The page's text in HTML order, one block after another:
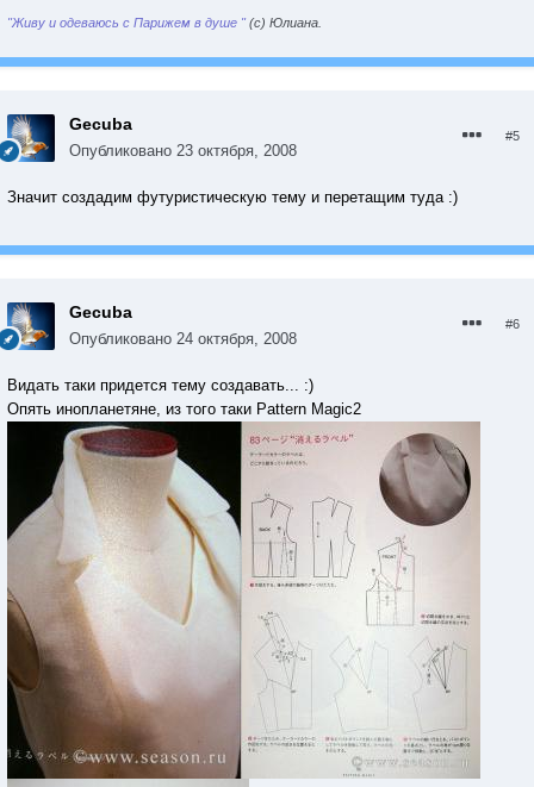
"Живу и одеваюсь с Парижем в душе "(с) Юлиана.
Gecuba
Опубликовано 23 октября, 2008
#5
Значит создадим футуристическую тему и перетащим туда :)
Gecuba
Опубликовано 24 октября, 2008
#6
Видать таки придется тему создавать... :)
Опять инопланетяне, из того таки Pattern Magic2